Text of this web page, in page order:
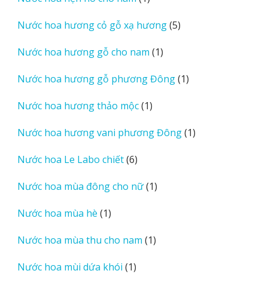
phẩm
Nước hoa hương cỏ gỗ xạ hương 55
Nước hoa hương gỗ cho nam 11
phẩm
Nước hoa hương gỗ phương Đông 11
Nước hoa hương thảo mộc 11
phẩm
Nước hoa hương vani phương Đông 11
Nước hoa Le Labo chiết 66
phẩm
Nước hoa mùa đông cho nữ 11
Nước hoa mùa hè 11
phẩm
Nước hoa mùa thu cho nam 11
Nước hoa mùi dứa khói 11